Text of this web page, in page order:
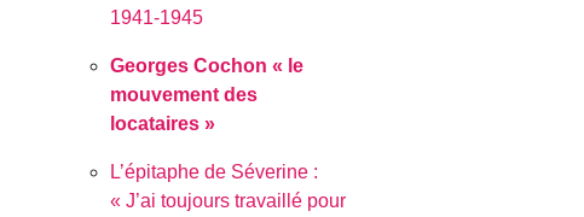
1941-1945
Georges Cochon « le
mouvement des
locataires »
L’épitaphe de Séverine :
J’ai toujours travaillé pour